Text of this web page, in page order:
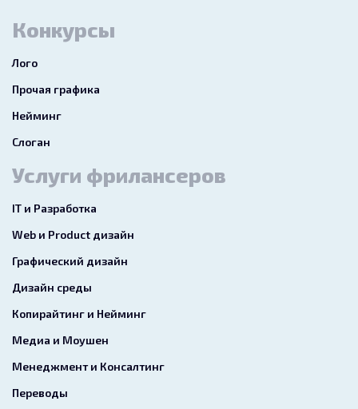
Конкурсы
Лого
Прочая графика
Нейминг
Слоган
Услуги фрилансеров
IT и Разработка
Web и Product дизайн
Графический дизайн
Дизайн среды
Копирайтинг и Нейминг
Медиа и Моушен
Менеджмент и Консалтинг
Переводы